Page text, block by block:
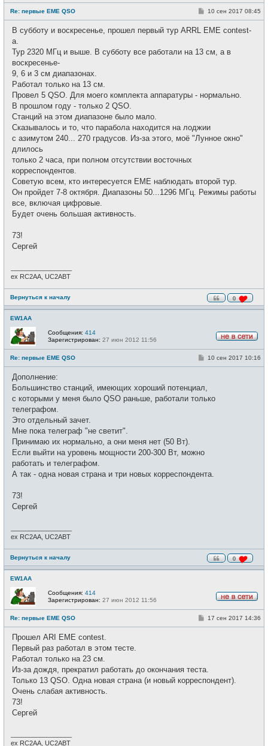
е
в
с
Re: первые EME QSO
0
С
б
н
10 сен 2017 08:45
В субботу и воскресенье, прошел первый тур ARRL EME contest-
a.
Тур 2320 МГц и выше. В субботу все работали на 13 см, а в
воскресенье-
9, 6 и 3 см диапазонах.
Работал только на 13 см.
Провел 5 QSO. Для моего комплекта аппаратуры - нормально.
В прошлом году - только 2 QSO.
Станций на этом диапазоне было мало.
Сказывалось и то, что парабола находится на лоджии
с азимутом 240... 270 градусов. Из-за этого, моё "Лунное окно"
длилось
только 2 часа, при полном отсутствии восточных
корреспондентов.
Советую всем, кто интересуется ЕМЕ наблюдать второй тур.
Он пройдет 7-8 октября. Диапазоны 50...1296 МГц. Режимы работы
все, включая цифровые.
Будет очень большая активность.
73!
Сергей
ex RC2AA, UC2ABT
Вернуться к началу
EW1AA
е
в
с
Сообщения: 414
Зарегистрирован: 27 июн 2012 11:56
Re: первые EME QSO
0
С
е
н
10 сен 2017 10:16
Дополнение:
Большинство станций, имеющих хороший потенциал,
с которыми у меня было QSO раньше, работали только
телеграфом.
Это отдельный зачет.
Мне пока телеграф "не светит".
Принимаю их нормально, а они меня нет (50 Вт).
Если выйти на уровень мощности 200-300 Вт, можно
работать и телеграфом.
А так - одна новая страна и три новых корреспондента.
73!
Сергей
ex RC2AA, UC2ABT
Вернуться к началу
EW1AA
е
в
с
Сообщения: 414
Зарегистрирован: 27 июн 2012 11:56
Re: первые EME QSO
С
и
17 сен 2017 14:36
Прошел ARI EME contest.
Первый раз работал в этом тесте.
Работал только на 23 см.
Из-за дождя, прекратил работать до окончания теста.
Только 13 QSO. Одна новая страна (и новый корреспондент).
Очень слабая активность.
73!
Сергей
ex RC2AA, UC2ABT